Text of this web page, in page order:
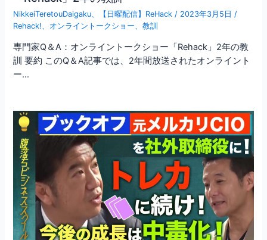
NikkeiTeretouDaigaku 【日曜配信】ReHack / 2023年3月5日 /
Rehack!
オンライントークショー 、教訓
専門家Q＆A：オンライントークショー「Rehack」2年の教
訓 要約 このQ＆A記事では、2年間放送されたオンライント
ー…